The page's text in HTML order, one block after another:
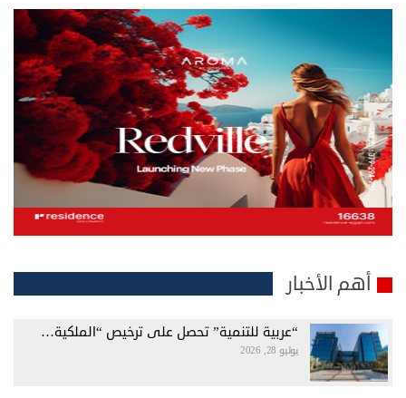
أهم الأخبار
“عربية للتنمية” تحصل على ترخيص “الملكية…
يوليو 28, 2026